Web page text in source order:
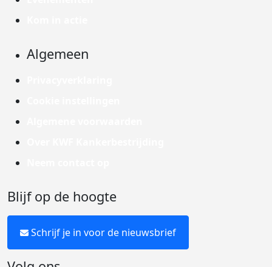
Algemeen
Blijf op de hoogte
Schrijf je in voor de nieuwsbrief